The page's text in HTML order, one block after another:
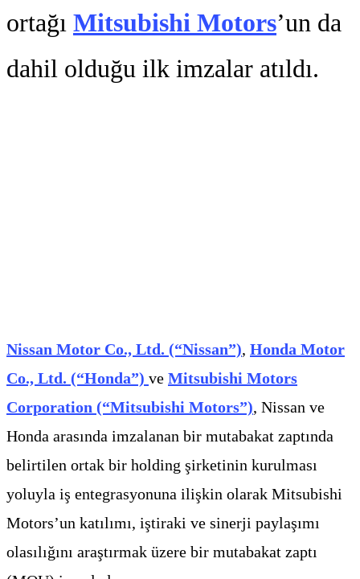
ortağı Mitsubishi Motors’un da
dahil olduğu ilk imzalar atıldı.
Nissan Motor Co., Ltd. (“Nissan”), Honda Motor
Co., Ltd. (“Honda”) ve Mitsubishi Motors
Corporation (“Mitsubishi Motors”), Nissan ve
Honda arasında imzalanan bir mutabakat zaptında
belirtilen ortak bir holding şirketinin kurulması
yoluyla iş entegrasyonuna ilişkin olarak Mitsubishi
Motors’un katılımı, iştiraki ve sinerji paylaşımı
olasılığını araştırmak üzere bir mutabakat zaptı